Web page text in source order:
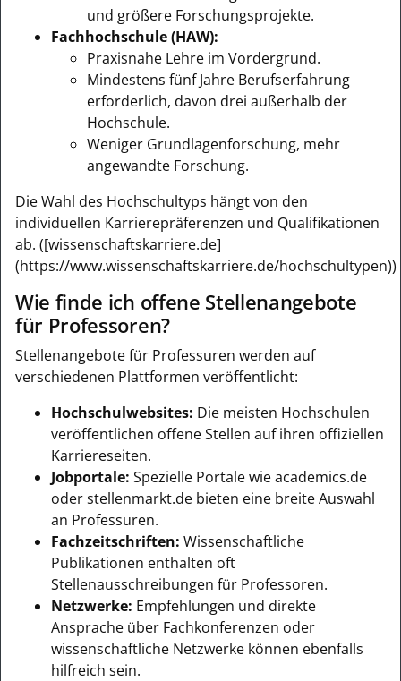
und größere Forschungsprojekte.
Fachhochschule (HAW):
Praxisnahe Lehre im Vordergrund.
Mindestens fünf Jahre Berufserfahrung
erforderlich, davon drei außerhalb der
Hochschule.
Weniger Grundlagenforschung, mehr
angewandte Forschung.
Die Wahl des Hochschultyps hängt von den
individuellen Karrierepräferenzen und Qualifikationen
ab. ([wissenschaftskarriere.de]
(https://www.wissenschaftskarriere.de/hochschultypen))
Wie finde ich offene Stellenangebote
für Professoren?
Stellenangebote für Professuren werden auf
verschiedenen Plattformen veröffentlicht:
Hochschulwebsites: Die meisten Hochschulen
veröffentlichen offene Stellen auf ihren offiziellen
Karriereseiten.
Jobportale: Spezielle Portale wie academics.de
oder stellenmarkt.de bieten eine breite Auswahl
an Professuren.
Fachzeitschriften: Wissenschaftliche
Publikationen enthalten oft
Stellenausschreibungen für Professoren.
Netzwerke: Empfehlungen und direkte
Ansprache über Fachkonferenzen oder
wissenschaftliche Netzwerke können ebenfalls
hilfreich sein.